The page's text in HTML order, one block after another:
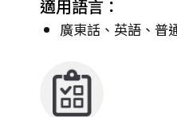
適用語言：
廣東話、英語、普